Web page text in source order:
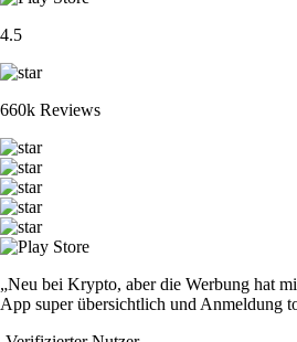
4.5
660k Reviews
„Neu bei Krypto, aber die Werbung hat
App super übersichtlich und Anmeldung